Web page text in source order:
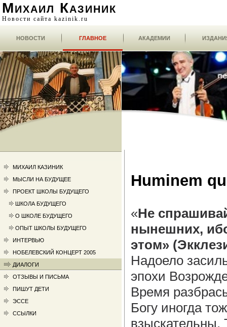
Михаил Казиник
Новости сайта kazinik.ru
НОВОСТИ ГЛАВНОЕ АКАДЕМИИ
МИХАИЛ КАЗИНИК
МЫСЛИ НА БУДУЩЕЕ
ПРОЕКТ ШКОЛЫ БУДУЩЕГО
ШКОЛА БУДУЩЕГО
О ШКОЛЕ БУДУЩЕГО
ОПЫТ ШКОЛЫ БУДУЩЕГО
ИНТЕРВЬЮ
НОБЕЛЕВСКИЙ КОНЦЕРТ 2005
ДИАЛОГИ
ОТЗЫВЫ И ПИСЬМА
ПИШУТ ДЕТИ
ЭССЕ
ССЫЛКИ
Huminem
«Не
нынешних,
этом»
Надоело
эпохи
Время
Богу иногда
взыскательны.